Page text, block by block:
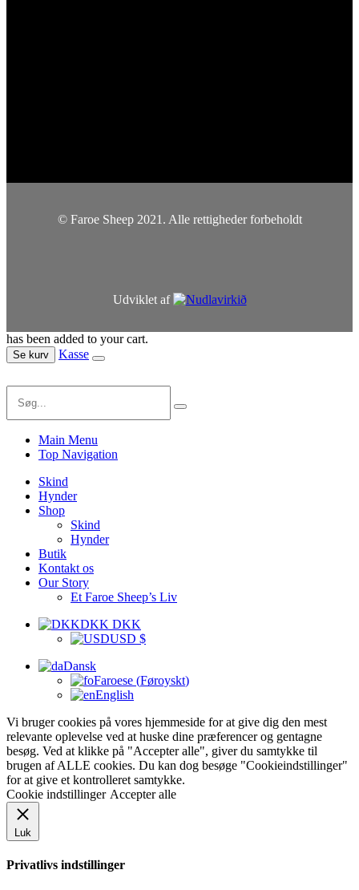
© Faroe Sheep 2021. Alle rettigheder forbeholdt
Udviklet af
has been added to your cart.
Se kurv Kasse
Main Menu
Top Navigation
Skind
Hynder
Shop
Skind
Hynder
Butik
Kontakt os
Our Story
Et Faroe Sheep’s Liv
DKK DKK
USD $
Dansk
Faroese (Føroyskt)
English
Vi bruger cookies på vores hjemmeside for at give dig den mest
relevante oplevelse ved at huske dine præferencer og gentagne
besøg. Ved at klikke på "Accepter alle", giver du samtykke til
brugen af ALLE cookies. Du kan dog besøge "Cookieindstillinger"
for at give et kontrolleret samtykke.
Cookie indstillinger Accepter alle
Luk
Privatlivs indstillinger